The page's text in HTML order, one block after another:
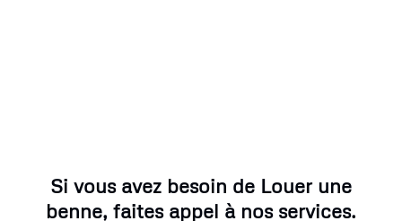
Si vous avez besoin de Louer une
benne, faites appel à nos services.